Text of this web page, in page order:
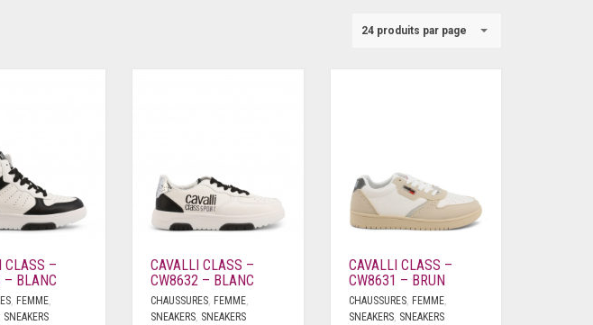
24 produits par page
CLASS –
– BLANC
, FEMME,
SNEAKERS
CAVALLI CLASS –
CW8632 – BLANC
CHAUSSURES, FEMME,
SNEAKERS, SNEAKERS
CAVALLI CLASS –
CW8631 – BRUN
CHAUSSURES, FEMME,
SNEAKERS, SNEAKERS